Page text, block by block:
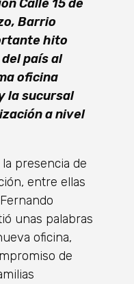
Calle 15 de
Barrio
hito
país al
oficina
la sucursal
a nivel
presencia de
entre ellas
unas palabras
oficina,
de